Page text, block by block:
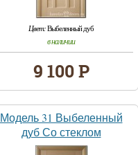
Цвет:Выбеленный дуб
в наличии
9 100 Р
Модель 31 Выбеленный
дуб Со стеклом